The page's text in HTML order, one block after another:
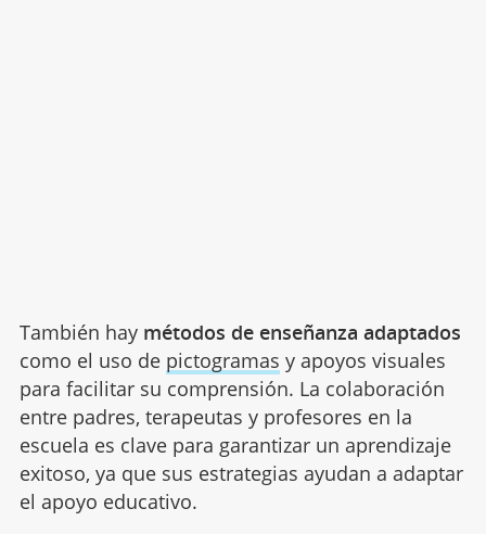
También hay métodos de enseñanza adaptados
como el uso de pictogramas y apoyos visuales
para facilitar su comprensión. La colaboración
entre padres, terapeutas y profesores en la
escuela es clave para garantizar un aprendizaje
exitoso, ya que sus estrategias ayudan a adaptar
el apoyo educativo.